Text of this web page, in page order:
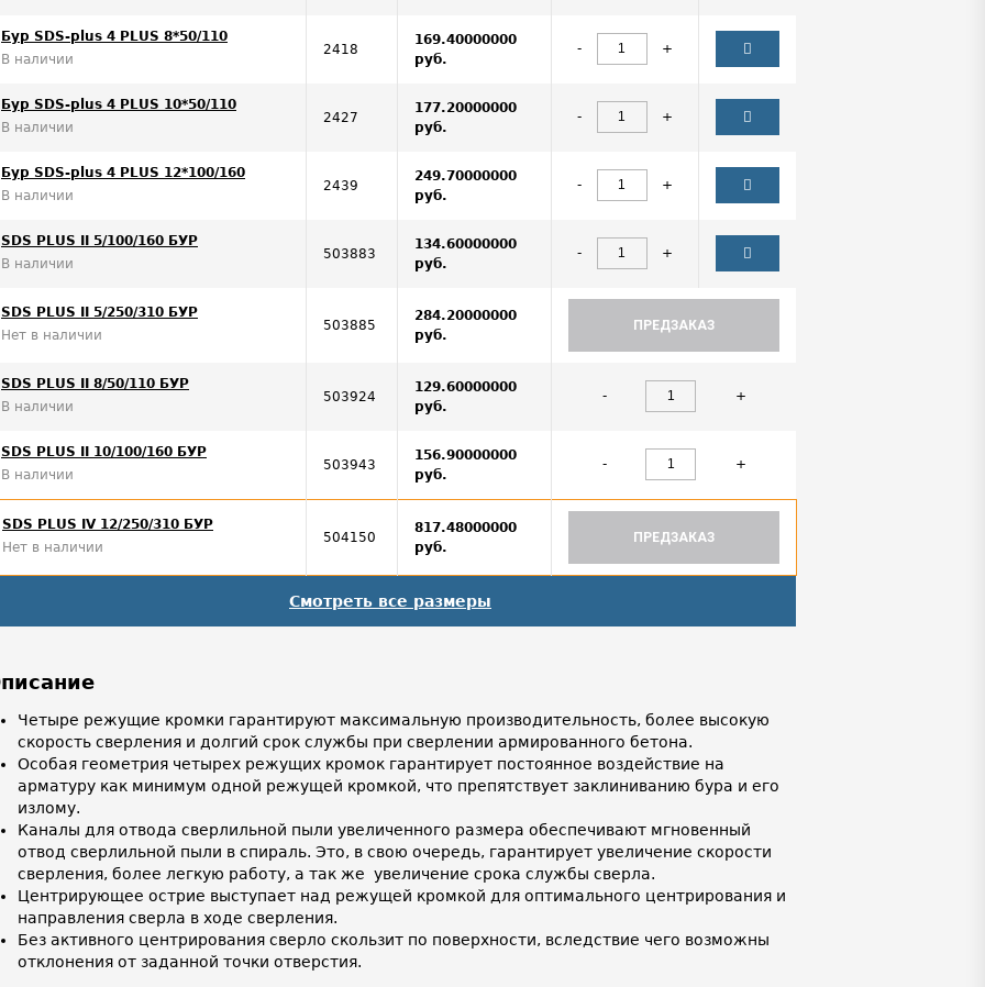
Бур SDS-plus 4 PLUS 8*50/110
В наличии
2418
169.40000000
руб.
- +
Бур SDS-plus 4 PLUS 10*50/110
В наличии
2427
177.20000000
руб.
- +
Бур SDS-plus 4 PLUS 12*100/160
В наличии
2439
249.70000000
руб.
- +
SDS PLUS II 5/100/160 БУР
В наличии
503883
134.60000000
руб.
- +
SDS PLUS II 5/250/310 БУР
Нет в наличии
503885
284.20000000
руб.
ПРЕДЗАКАЗ
SDS PLUS II 8/50/110 БУР
В наличии
503924
129.60000000
руб.
- +
SDS PLUS II 10/100/160 БУР
В наличии
503943
156.90000000
руб.
- +
SDS PLUS IV 12/250/310 БУР
Нет в наличии
504150
817.48000000
руб.
ПРЕДЗАКАЗ
Смотреть все размеры
Четыре режущие кромки гарантируют максимальную производительность, более высокую
скорость сверления и долгий срок службы при сверлении армированного бетона.
Особая геометрия четырех режущих кромок гарантирует постоянное воздействие на
арматуру как минимум одной режущей кромкой, что препятствует заклиниванию бура и его
излому.
Каналы для отвода сверлильной пыли увеличенного размера обеспечивают мгновенный
отвод сверлильной пыли в спираль. Это, в свою очередь, гарантирует увеличение скорости
сверления, более легкую работу, а так же увеличение срока службы сверла.
Центрирующее острие выступает над режущей кромкой для оптимального центрирования и
направления сверла в ходе сверления.
Без активного центрирования сверло скользит по поверхности, вследствие чего возможны
отклонения от заданной точки отверстия.